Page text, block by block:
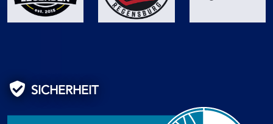
SICHERHEIT